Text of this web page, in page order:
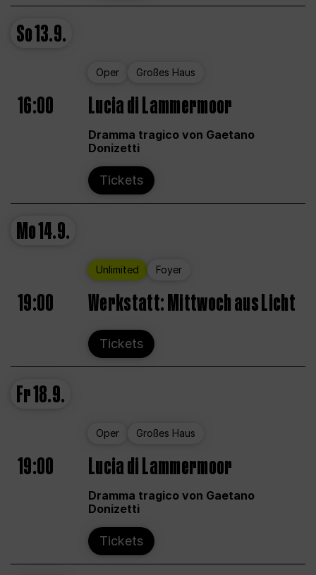
So13.9.
Oper Großes Haus
16:00 Lucia di Lammermoor
Dramma tragico von Gaetano
Donizetti
Tickets
Mo14.9.
Unlimited Foyer
19:00 Werkstatt: Mittwoch aus Licht
Tickets
Fr18.9.
Oper Großes Haus
19:00 Lucia di Lammermoor
Dramma tragico von Gaetano
Donizetti
Tickets